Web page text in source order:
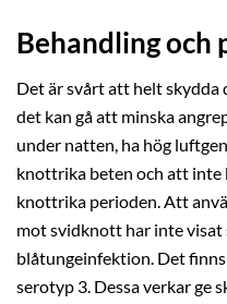
Behandling och
Det är svårt att helt
det kan gå att minska
under natten, ha hög
knottrika beten och att inte
knottrika perioden. Att
mot svidknott har inte visat
blåtungeinfektion. Det
serotyp 3. Dessa verkar ge